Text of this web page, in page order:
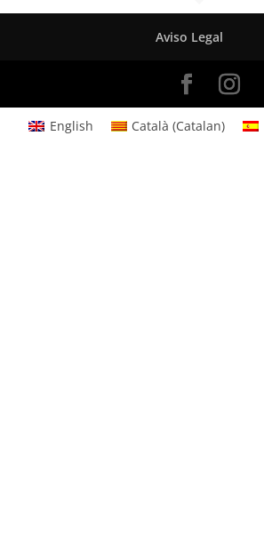
Aviso Legal
English Català (Catalan)